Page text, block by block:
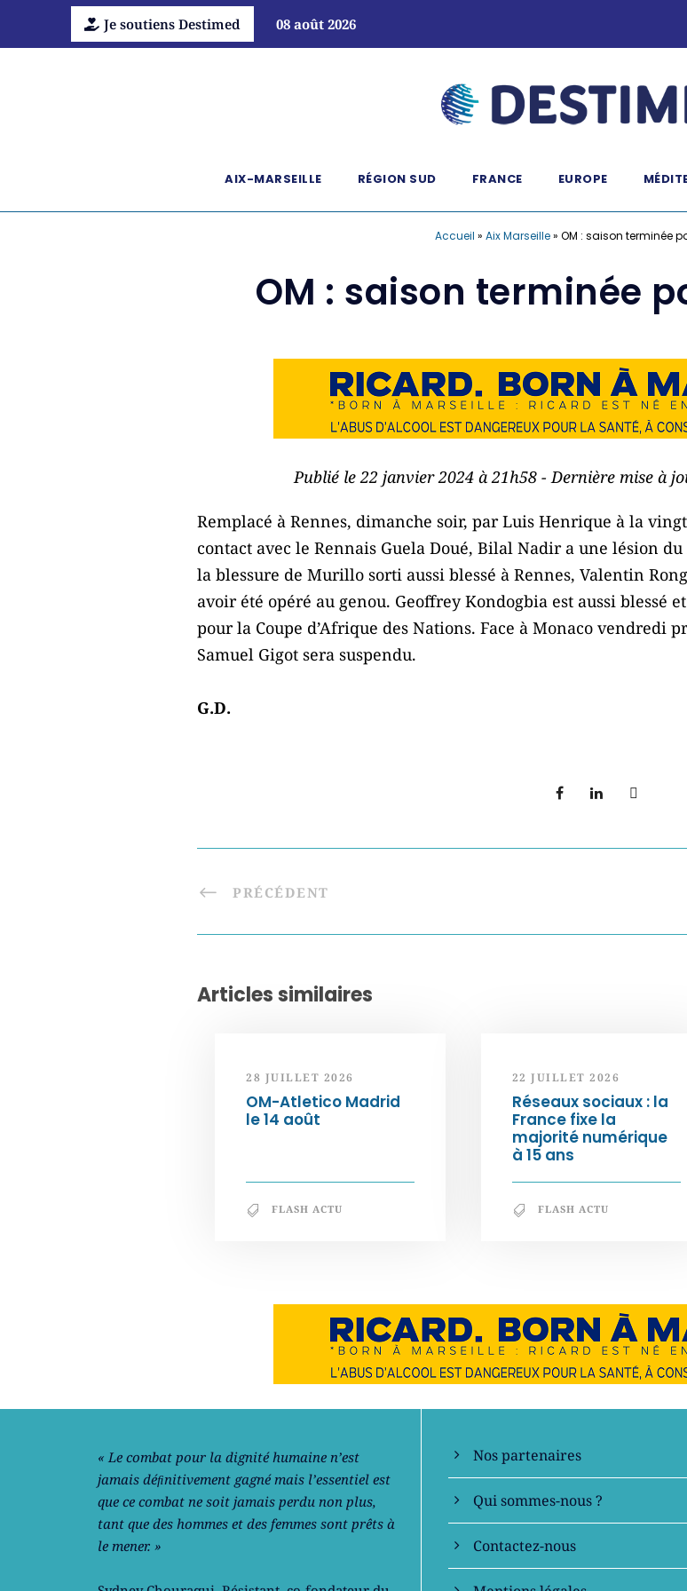
Je soutiens Destimed 08 août 2026
AIX-MARSEILLE RÉGION SUD FRANCE EUROPE
Accueil » Aix Marseille» OM : saison terminée
OM : saison terminée
Publié le 22 janvier 2024 à 21h58 - Dernière mise à
Remplacé à Rennes, dimanche soir, par Luis Henrique à la
contact avec le Rennais Guela Doué, Bilal Nadir a une lésion
la blessure de Murillo sorti aussi blessé à Rennes, Valentin
avoir été opéré au genou. Geoffrey Kondogbia est aussi blessé
pour la Coupe d’Afrique des Nations. Face à Monaco vendredi
Samuel Gigot sera suspendu.
G.D.
PRÉCÉDENT
Articles similaires
28 JUILLET 2026
OM-Atletico Madrid
le 14 août
FLASH ACTU
22 JUILLET 2026
Réseaux sociaux : la
France fixe la
majorité numérique
à 15 ans
FLASH ACTU
Notre philosophie
« Le combat pour la dignité humaine n’est
jamais déﬁnitivement gagné mais l’essentiel est
que ce combat ne soit jamais perdu non plus,
tant que des hommes et des femmes sont prêts à
le mener. »
En savoir +
Nos partenaires
Qui sommes-nous ?
Contactez-nous